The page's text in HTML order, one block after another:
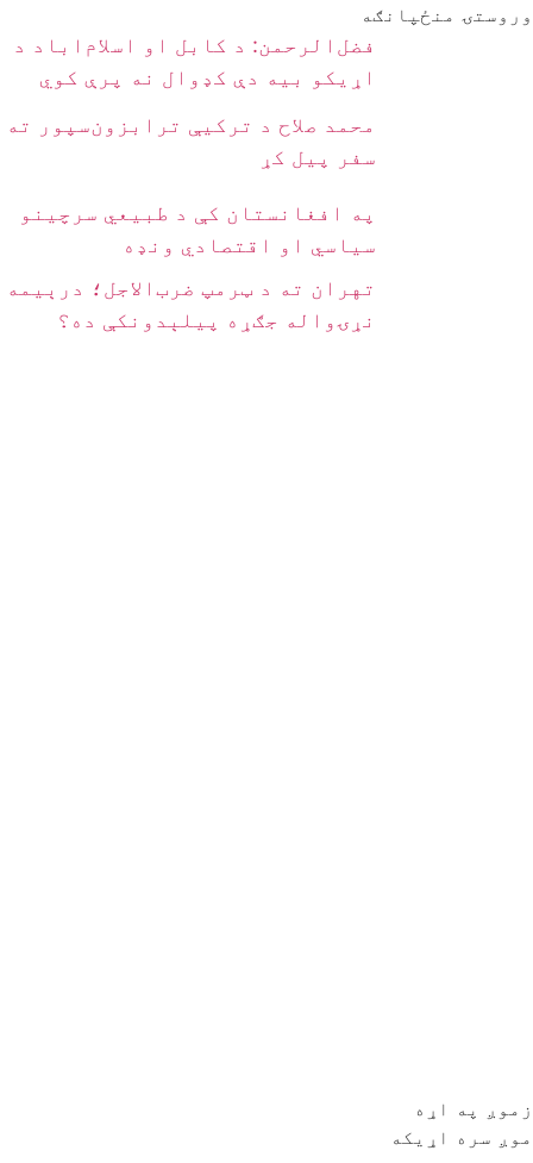
وروستۍ منځپانګه
فضل‌الرحمن: د کابل او اسلام‌اباد د
اړیکو بیه دې کډوال نه پرې کوي
محمد صلاح د ترکیې ترابزون‌سپور ته
سفر پیل کړ
په افغانستان کې د طبیعي سرچینو
سیاسي او اقتصادي ونډه
تهران ته د ټرمپ ضرب‌الاجل؛ درېیمه
نړۍواله جګړه پیلېدونکې ده؟
زموږ په اړه
موږ سره اړیکه